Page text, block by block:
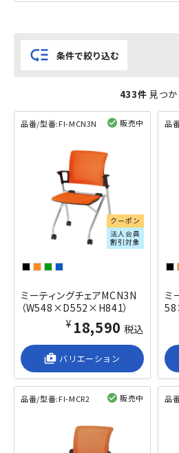
low_priority 条件で絞り込む
433件 見つ
品番/型番:FI-MCN3N 販売中
クーポン
法人会員
割引対象
ミーティングチェアMCN3N
（W548×D552×H841）
¥18,590 税込
shop_2 バリエーション
品
ミ
品番/型番:FI-MCR2 販売中 品